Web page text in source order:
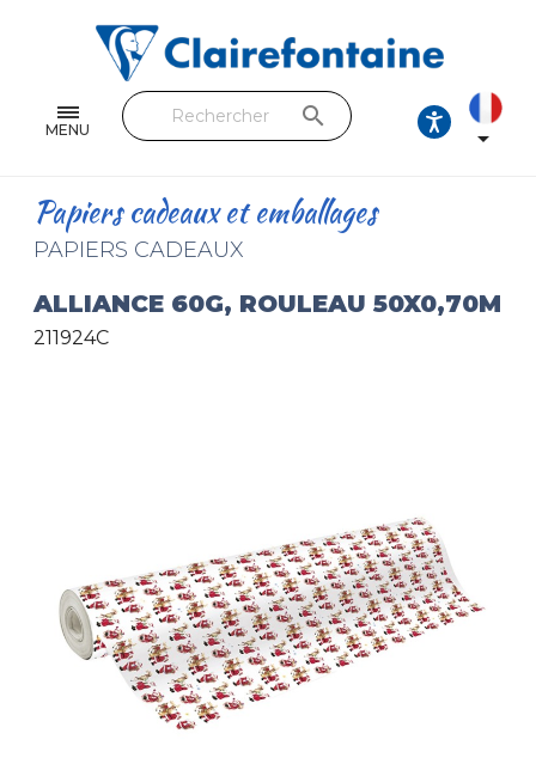
MENU
Feuilles & Copies
Beaux-arts & Dessin
Loisirs créatifs
Cuir & trousses
search

Papiers cadeaux et emballages
PAPIERS CADEAUX
ALLIANCE 60G, ROULEAU 50X0,70M
211924C